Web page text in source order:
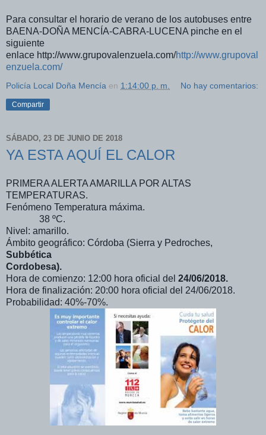
Para consultar el horario de verano de los autobuses entre
BAENA-DOÑA MENCÍA-CABRA-LUCENA pinche en el
siguiente
enlace http://www.grupovalenzuela.com/http://www.grupoval
enzuela.com/
Policía Local Doña Mencía en 1:14:00 p. m. No hay comentarios:
Compartir
SÁBADO, 23 DE JUNIO DE 2018
YA ESTA AQUÍ EL CALOR
PRIMERA ALERTA AMARILLA POR ALTAS
TEMPERATURAS.
Fenómeno Temperatura máxima.
38 ºC.
Nivel: amarillo.
Ámbito geográfico: Córdoba (Sierra y Pedroches,
Subbética
Cordobesa).
Hora de comienzo: 12:00 hora oficial del 24/06/2018.
Hora de finalización: 20:00 hora oficial del 24/06/2018.
Probabilidad: 40%-70%.